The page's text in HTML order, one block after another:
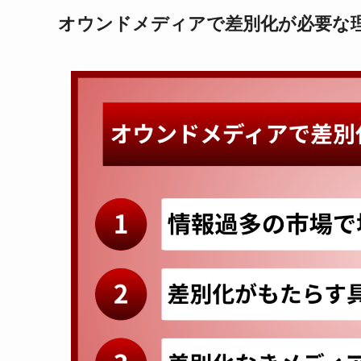
オウンドメディアで差別化が必要な